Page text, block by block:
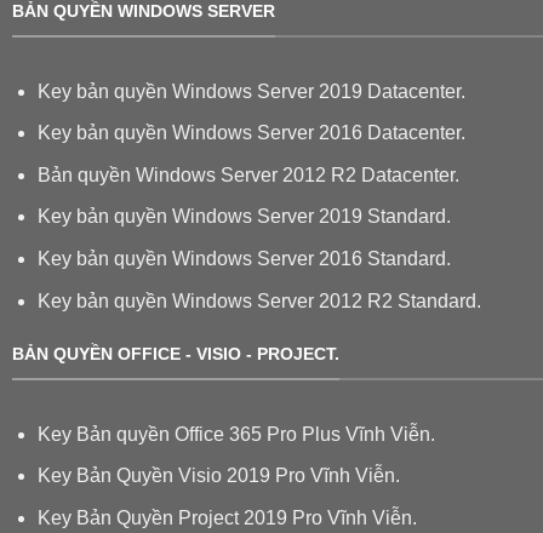
BẢN QUYỀN WINDOWS SERVER
Key bản quyền Windows Server 2019 Datacenter.
Key bản quyền Windows Server 2016 Datacenter.
Bản quyền Windows Server 2012 R2 Datacenter.
Key bản quyền Windows Server 2019 Standard.
Key bản quyền Windows Server 2016 Standard.
Key bản quyền Windows Server 2012 R2 Standard.
BẢN QUYỀN OFFICE - VISIO - PROJECT.
Key Bản quyền Office 365 Pro Plus Vĩnh Viễn.
Key Bản Quyền Visio 2019 Pro Vĩnh Viễn.
Key Bản Quyền Project 2019 Pro Vĩnh Viễn.